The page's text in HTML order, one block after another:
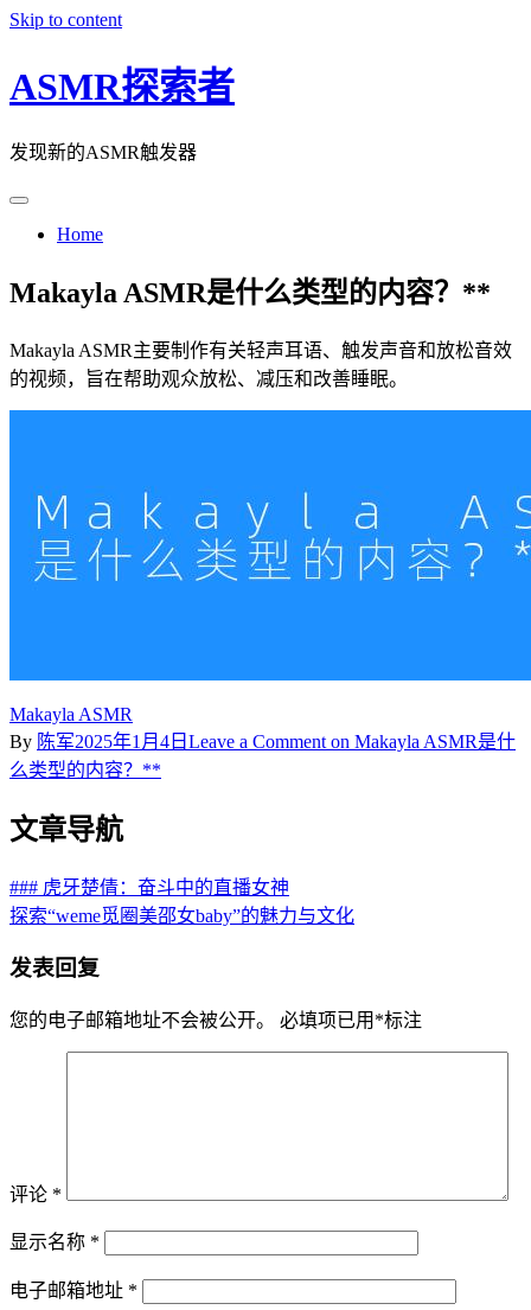
Skip to content
ASMR探索者
发现新的ASMR触发器
Home
Makayla ASMR是什么类型的内容？**
Makayla ASMR主要制作有关轻声耳语、触发声音和放松音效
的视频，旨在帮助观众放松、减压和改善睡眠。
Makayla ASMR
By 陈军2025年1月4日 Leave a Comment on Makayla ASMR是什
么类型的内容？**
文章导航
### 虎牙楚倩：奋斗中的直播女神
探索“weme觅圈美邵女baby”的魅力与文化
发表回复
您的电子邮箱地址不会被公开。 必填项已用 *标注
评论 *
显示名称 *
电子邮箱地址 *